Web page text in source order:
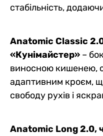
стабільність,
Anatomic Classic
«Кунімайстер» –
виносною кишенею,
адаптивним кроєм,
свободу рухів і
Anatomic Long 2.0,